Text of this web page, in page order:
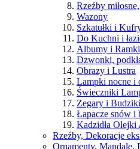
Rzeźby
Wazony
Szkatułki i
Do Kuchni i
Albumy i
Dzwonki,
Obrazy i Lustra
Lampki nocne i
Świeczniki
Zegary i Budziki
Łapacze snów i
Kadzidła Olejki
Rzeźby, Dekoracje
Ornamenty, Mandale,